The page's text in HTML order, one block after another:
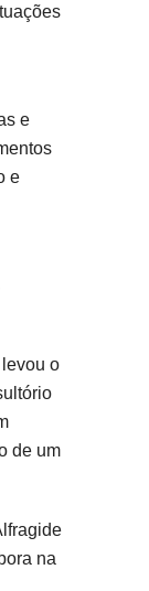
e
e
o
de um
na